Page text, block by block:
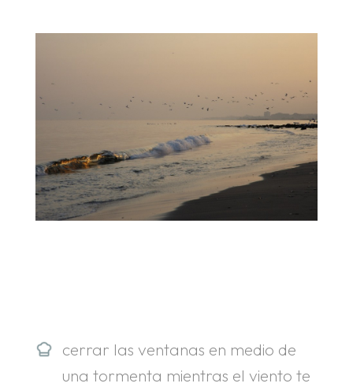
cerrar las ventanas en medio de
una tormenta mientras el viento te